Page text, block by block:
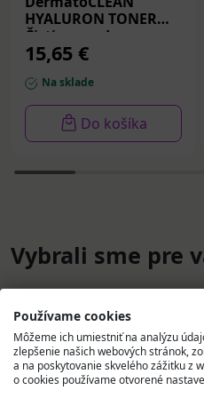
HYALURON TONER
Čistiaca voda
tonikum všetky typy
pleti 200 ml
15,65 €
Na sklade
Do košíka
Vybrali sme pre
Používame cookies
Môžeme ich umiestniť na analýzu
zlepšenie našich webových stránok,
a na poskytovanie skvelého zážitku z
o cookies používame otvorené